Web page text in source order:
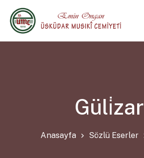
Güli̇zar
Anasayfa Sözlü Eserler